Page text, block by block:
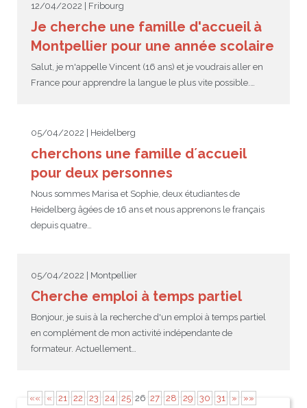
12/04/2022 | Fribourg
Je cherche une famille d'accueil à
Montpellier pour une année scolaire
Salut, je m'appelle Vincent (16 ans) et je voudrais aller en
France pour apprendre la langue le plus vite possible.…
05/04/2022 | Heidelberg
cherchons une famille d´accueil
pour deux personnes
Nous sommes Marisa et Sophie, deux étudiantes de
Heidelberg âgées de 16 ans et nous apprenons le français
depuis quatre…
05/04/2022 | Montpellier
Cherche emploi à temps partiel
Bonjour, je suis à la recherche d'un emploi à temps partiel
en complément de mon activité indépendante de
formateur. Actuellement…
«« « 21 22 23 24 25 26 27 28 29 30 31 » »»